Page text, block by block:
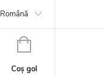
Română
COŞ
CUMPĂRĂTURI
Coş gol